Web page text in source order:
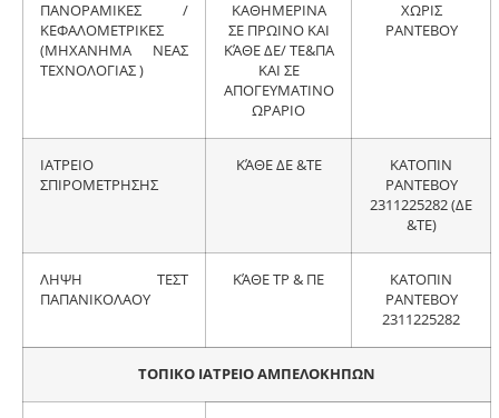
ΠΑΝΟΡΑΜΙΚΕΣ /
ΚΕΦΑΛΟΜΕΤΡΙΚΕΣ
(ΜΗΧΑΝΗΜΑ ΝΕΑΣ
ΤΕΧΝΟΛΟΓΙΑΣ )
ΚΑΘΗΜΕΡΙΝΑ
ΣΕ ΠΡΩΙΝΟ ΚΑΙ
ΚΆΘΕ ΔΕ/ ΤΕ&ΠΑ
ΚΑΙ ΣΕ
ΑΠΟΓΕΥΜΑΤΙΝΟ
ΩΡΑΡΙΟ
ΧΩΡΙΣ
ΡΑΝΤΕΒΟΥ
ΙΑΤΡΕΙΟ
ΣΠΙΡΟΜΕΤΡΗΣΗΣ
ΚΆΘΕ ΔΕ &ΤΕ
ΚΑΤΟΠΙΝ
ΡΑΝΤΕΒΟΥ
2311225282 (ΔΕ
&ΤΕ)
ΛΗΨΗ ΤΕΣΤ
ΠΑΠΑΝΙΚΟΛΑΟΥ
ΚΆΘΕ ΤΡ & ΠΕ
ΚΑΤΟΠΙΝ
ΡΑΝΤΕΒΟΥ
2311225282
ΤΟΠΙΚΟ ΙΑΤΡΕΙΟ ΑΜΠΕΛΟΚΗΠΩΝ